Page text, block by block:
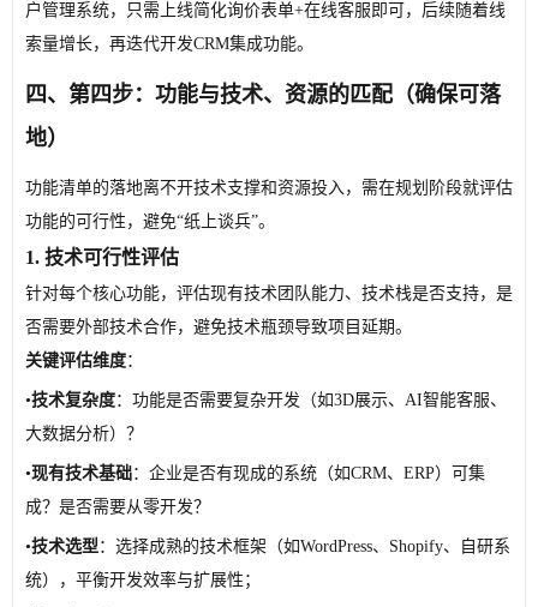
户管理系统，只需上线简化询价表单+在线客服即可，后续随着线
索量增长，再迭代开发CRM集成功能。
四、第四步：功能与技术、资源的匹配（确保可落
地）
功能清单的落地离不开技术支撑和资源投入，需在规划阶段就评估
功能的可行性，避免“纸上谈兵”。
1. 技术可行性评估
针对每个核心功能，评估现有技术团队能力、技术栈是否支持，是
否需要外部技术合作，避免技术瓶颈导致项目延期。
关键评估维度：
•技术复杂度：功能是否需要复杂开发（如3D展示、AI智能客服、
大数据分析）？
•现有技术基础：企业是否有现成的系统（如CRM、ERP）可集
成？是否需要从零开发？
•技术选型：选择成熟的技术框架（如WordPress、Shopify、自研系
统），平衡开发效率与扩展性；